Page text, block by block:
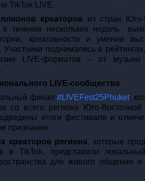
TikTok LIVE.
креаторов из стран Юго-
течение нескольких недель
креативности и умении
поднимались в
LIVE-форматов – от
LIVE-сообщества
финал#LIVEFest25Phuket,
со всего региона Юго-
итоги фестиваля и
признание.
креаторов региона, которые
в TikTok, представили
для живого общения и